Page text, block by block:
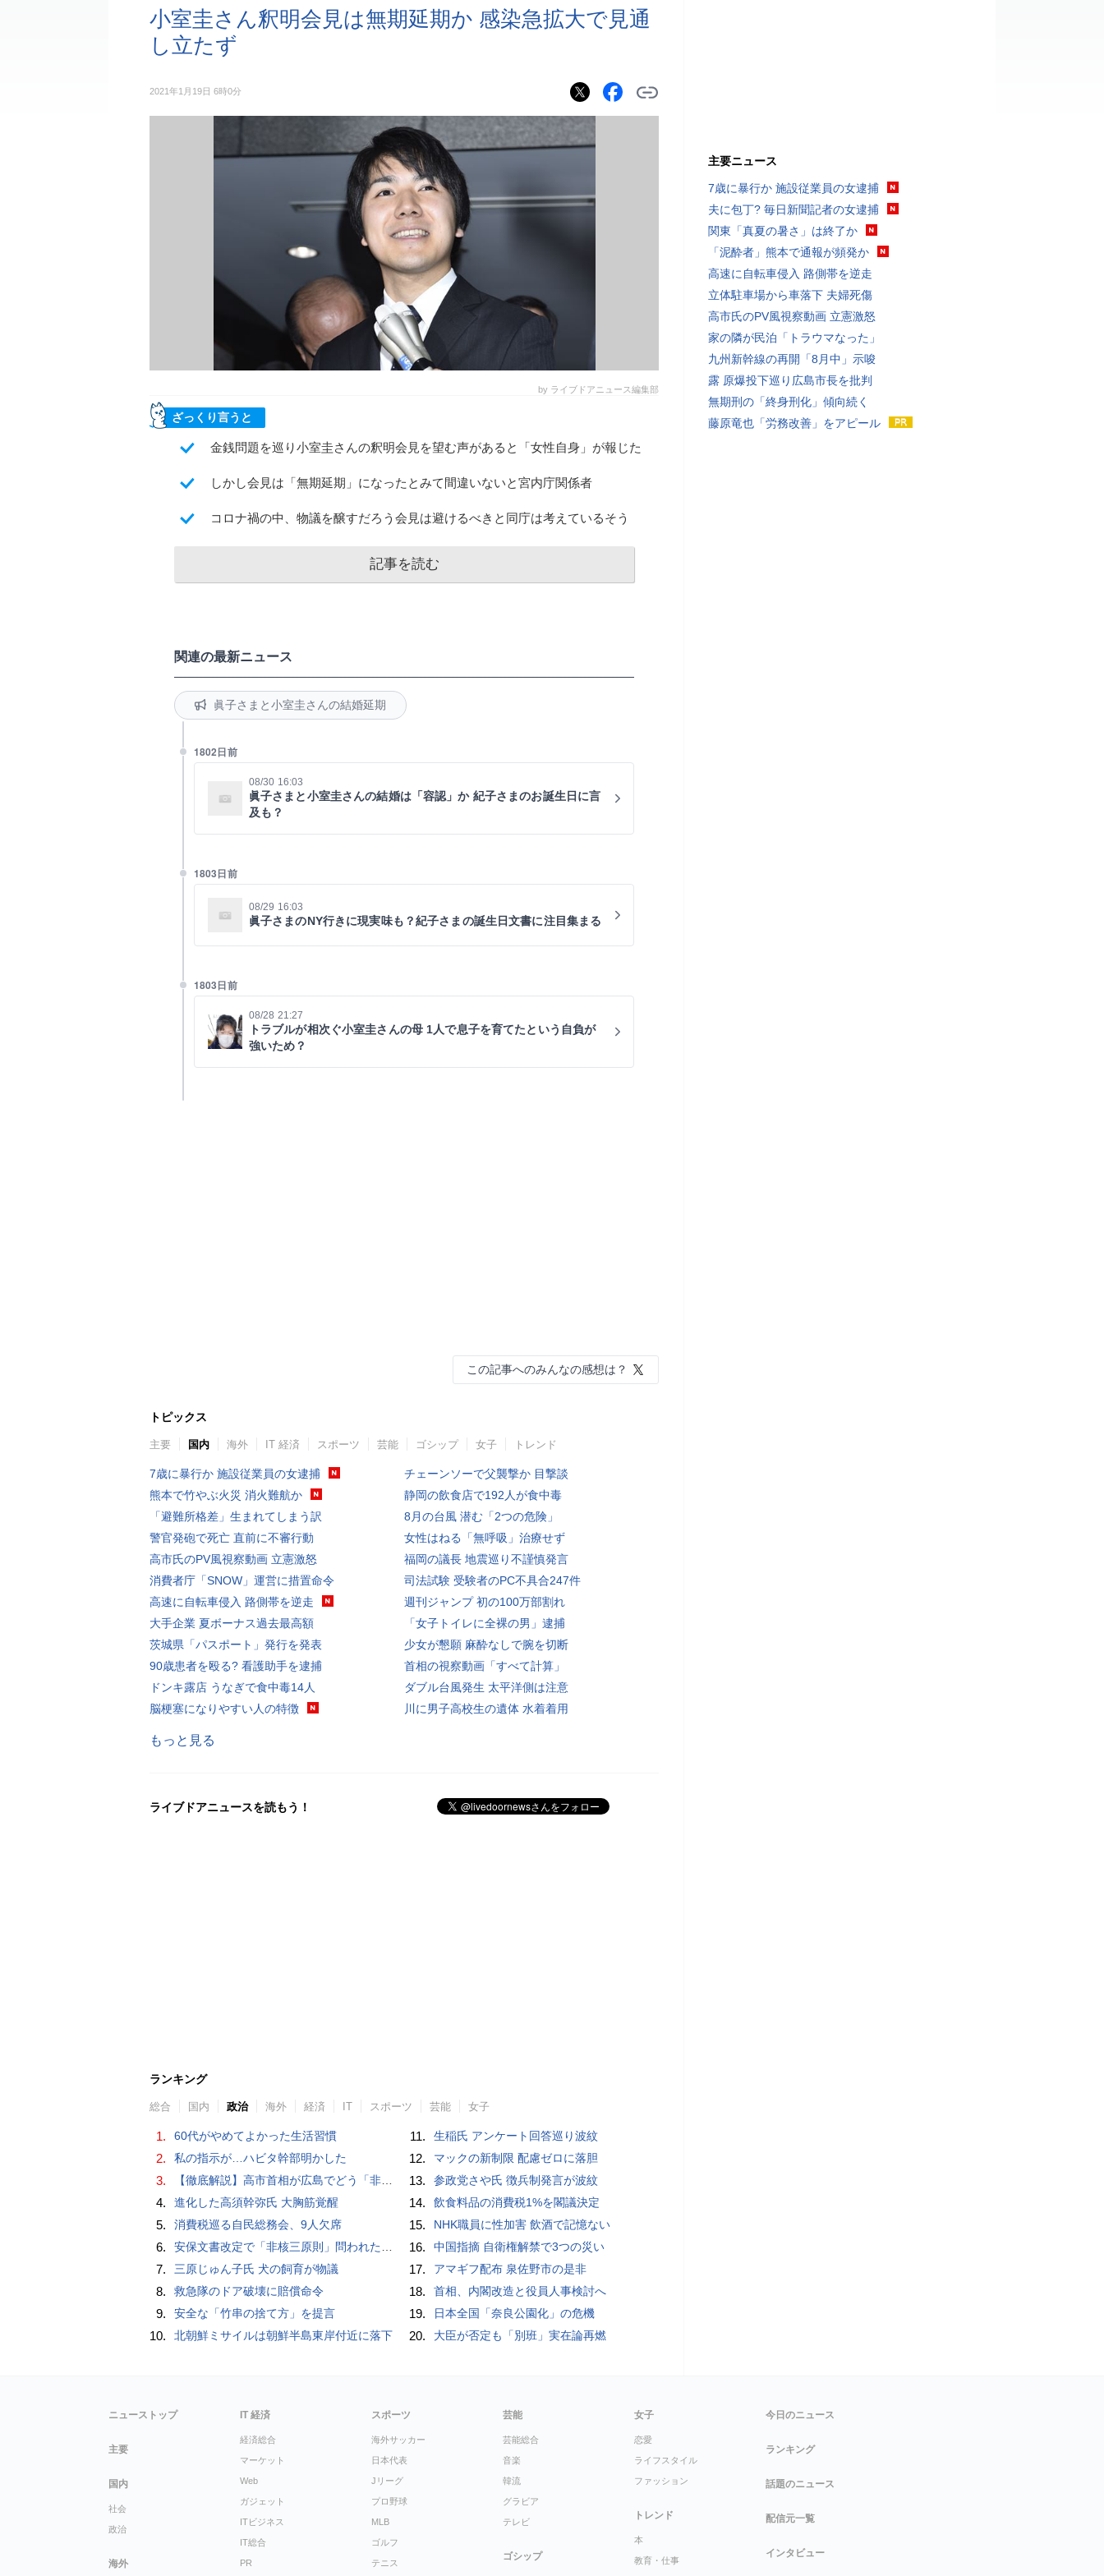
小室圭さん釈明会見は無期延期か 感染急拡大で見通
し立たず
2021年1月19日 6時0分
by ライブドアニュース編集部
ざっくり言うと
金銭問題を巡り小室圭さんの釈明会見を望む声があると「女性自身」が報じた
しかし会見は「無期延期」になったとみて間違いないと宮内庁関係者
コロナ禍の中、物議を醸すだろう会見は避けるべきと同庁は考えているそう
記事を読む
関連の最新ニュース
眞子さまと小室圭さんの結婚延期
1802日前
08/30 16:03
眞子さまと小室圭さんの結婚は「容認」か 紀子さまのお誕生日に言
及も？
1803日前
08/29 16:03
眞子さまのNY行きに現実味も？紀子さまの誕生日文書に注目集まる
1803日前
08/28 21:27
トラブルが相次ぐ小室圭さんの母 1人で息子を育てたという自負が
強いため？
この記事へのみんなの感想は？
トピックス
主要 国内 海外 IT 経済 スポーツ 芸能 ゴシップ 女子 トレンド
7歳に暴行か 施設従業員の女逮捕
熊本で竹やぶ火災 消火難航か
「避難所格差」生まれてしまう訳
警官発砲で死亡 直前に不審行動
高市氏のPV風視察動画 立憲激怒
消費者庁「SNOW」運営に措置命令
高速に自転車侵入 路側帯を逆走
大手企業 夏ボーナス過去最高額
茨城県「パスポート」発行を発表
90歳患者を殴る? 看護助手を逮捕
ドンキ露店 うなぎで食中毒14人
脳梗塞になりやすい人の特徴
チェーンソーで父襲撃か 目撃談
静岡の飲食店で192人が食中毒
8月の台風 潜む「2つの危険」
女性はねる「無呼吸」治療せず
福岡の議長 地震巡り不謹慎発言
司法試験 受験者のPC不具合247件
週刊ジャンプ 初の100万部割れ
「女子トイレに全裸の男」逮捕
少女が懇願 麻酔なしで腕を切断
首相の視察動画「すべて計算」
ダブル台風発生 太平洋側は注意
川に男子高校生の遺体 水着着用
もっと見る
ライブドアニュースを読もう！
ランキング
総合 国内 政治 海外 経済 IT スポーツ 芸能 女子
1. 60代がやめてよかった生活習慣
2. 私の指示が…ハビタ幹部明かした
3. 【徹底解説】高市首相が広島でどう「非核三原則」言及？現状にとどめ将来は明言せず 著書では「邪魔になる」と主張
4. 進化した高須幹弥氏 大胸筋覚醒
5. 消費税巡る自民総務会、9人欠席
6. 安保文書改定で「非核三原則」問われた高市首相、「私が予断することは差し控える」…堅持維持へ明言避ける
7. 三原じゅん子氏 犬の飼育が物議
8. 救急隊のドア破壊に賠償命令
9. 安全な「竹串の捨て方」を提言
10. 北朝鮮ミサイルは朝鮮半島東岸付近に落下
11. 生稲氏 アンケート回答巡り波紋
12. マックの新制限 配慮ゼロに落胆
13. 参政党さや氏 徴兵制発言が波紋
14. 飲食料品の消費税1%を閣議決定
15. NHK職員に性加害 飲酒で記憶ない
16. 中国指摘 自衛権解禁で3つの災い
17. アマギフ配布 泉佐野市の是非
18. 首相、内閣改造と役員人事検討へ
19. 日本全国「奈良公園化」の危機
20. 大臣が否定も「別班」実在論再燃
主要ニュース
7歳に暴行か 施設従業員の女逮捕
夫に包丁? 毎日新聞記者の女逮捕
関東「真夏の暑さ」は終了か
「泥酔者」熊本で通報が頻発か
高速に自転車侵入 路側帯を逆走
立体駐車場から車落下 夫婦死傷
高市氏のPV風視察動画 立憲激怒
家の隣が民泊「トラウマなった」
九州新幹線の再開「8月中」示唆
露 原爆投下巡り広島市長を批判
無期刑の「終身刑化」傾向続く
藤原竜也「労務改善」をアピール
ニューストップ
主要
国内
社会
政治
海外
IT 経済
経済総合
マーケット
Web
ガジェット
ITビジネス
IT総合
PR
スポーツ
海外サッカー
日本代表
Jリーグ
プロ野球
MLB
ゴルフ
テニス
芸能
芸能総合
音楽
韓流
グラビア
テレビ
ゴシップ
女子
恋愛
ライフスタイル
ファッション
トレンド
本
教育・仕事
今日のニュース
ランキング
話題のニュース
配信元一覧
インタビュー